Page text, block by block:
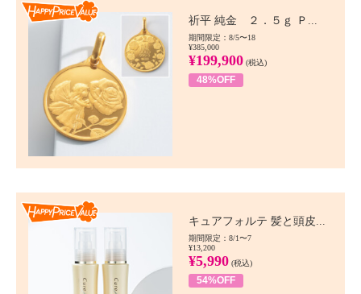
祈平 純金 ２．５ｇ Ｐ...
期間限定：8/5〜18
¥385,000
¥199,900 (税込)
48%OFF
キュアフォルテ 髪と頭皮...
期間限定：8/1〜7
¥13,200
¥5,990 (税込)
54%OFF